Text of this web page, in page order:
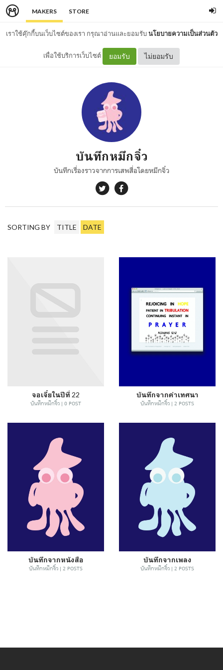
MAKERS STORE
เราใช้คุ๊กกี้บนเว็บไซต์ของเรา กรุณาอ่านและยอมรับนโยบายความเป็นส่วนตัว
เพื่อใช้บริการเว็บไซต์ ยอมรับ ไม่ยอมรับ
บันทึกหมึกจิ๋ว
บันทึกเรื่องราวจากการเสพสื่อโดยหมึกจิ๋ว
SORTING BY TITLE DATE
จอเจี๋ยในปีที่ 22
บันทึกหมึกจิ๋ว | 0 POST
บันทึกจากคำเทศนา
บันทึกหมึกจิ๋ว | 2 POSTS
บันทึกจากหนังสือ
บันทึกหมึกจิ๋ว | 2 POSTS
บันทึกจากเพลง
บันทึกหมึกจิ๋ว | 2 POSTS